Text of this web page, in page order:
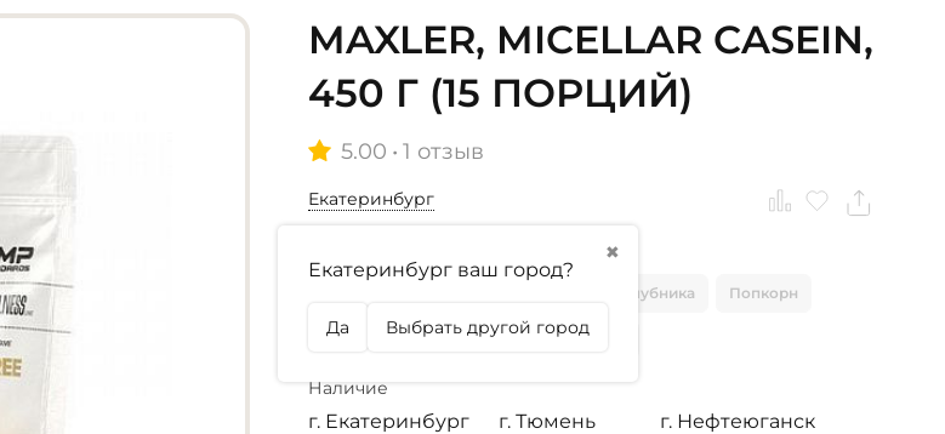
MAXLER, MICELLAR CASEIN,
450 Г (15 ПОРЦИЙ)
5.00 • 1 отзыв
Екатеринбург
✖
Екатеринбург ваш город?
Да Выбрать другой город
Клубника Попкорн
Печенье-крем Молочный шоколад
Наличие
г. Екатеринбург г. Тюмень г. Нефтеюганск